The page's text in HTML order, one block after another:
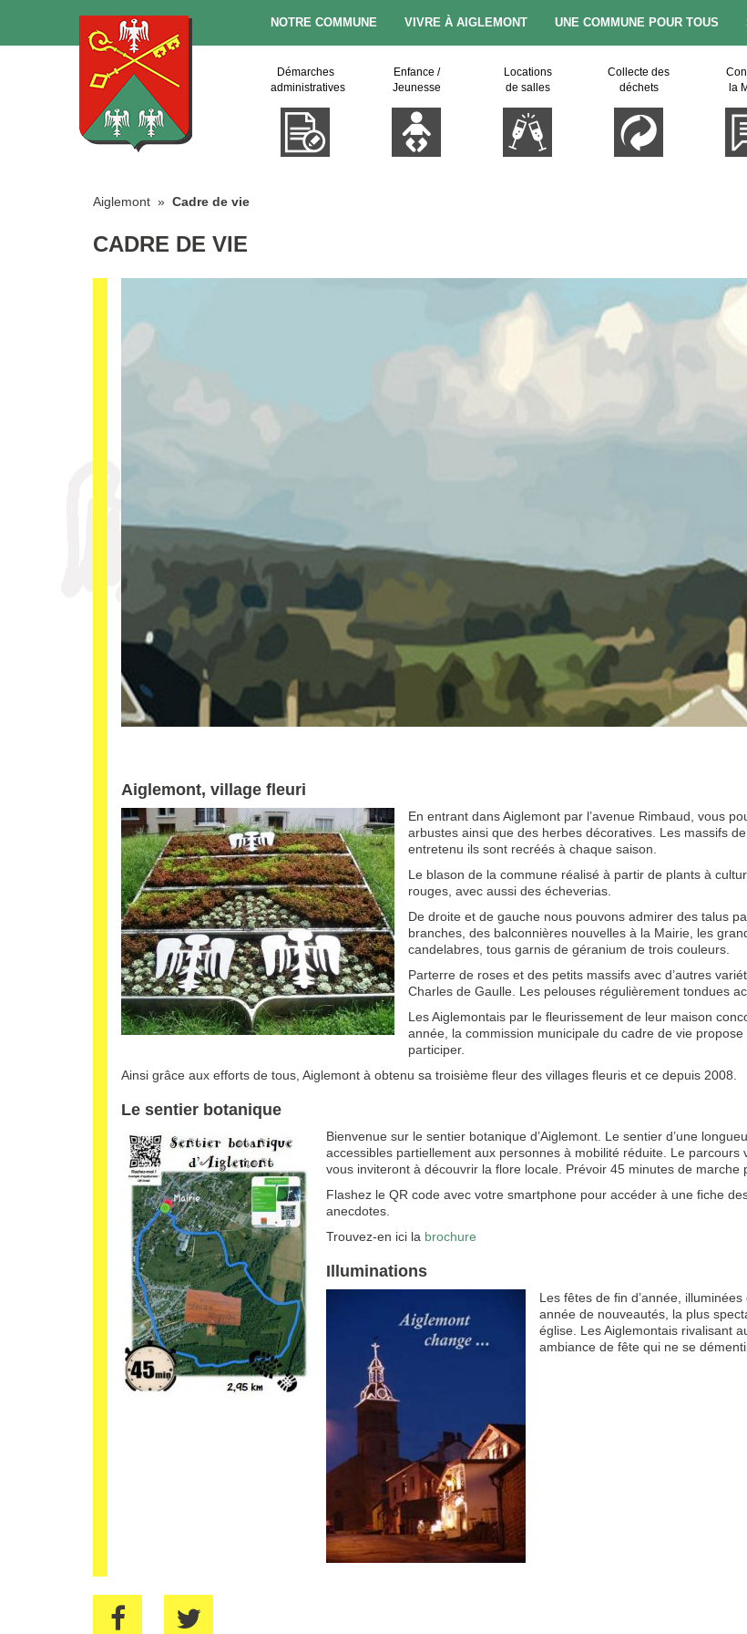
NOTRE COMMUNE VIVRE À AIGLEMONT UNE COMMUNE POUR TOUS
Démarches
administratives
Enfance /
Jeunesse
Locations
de salles
Collecte des
déchets
la
Aiglemont » Cadre de vie
CADRE DE VIE
Aiglemont, village fleuri
En entrant dans Aiglemont par l’avenue Rimbaud, vous
arbustes ainsi que des herbes décoratives. Les massifs
entretenu ils sont recréés à chaque saison.
Le blason de la commune réalisé à partir de plants à
rouges, avec aussi des écheverias.
De droite et de gauche nous pouvons admirer des talus
branches, des balconnières nouvelles à la Mairie, les
candelabres, tous garnis de géranium de trois couleurs.
Parterre de roses et des petits massifs avec d’autres
Charles de Gaulle. Les pelouses régulièrement tondues
Les Aiglemontais par le fleurissement de leur maison
année, la commission municipale du cadre de vie
participer.
Ainsi grâce aux efforts de tous, Aiglemont à obtenu sa troisième fleur des villages fleuris et ce depuis 2008.
Le sentier botanique
Bienvenue sur le sentier botanique d’Aiglemont. Le sentier d’une
accessibles partiellement aux personnes à mobilité réduite. Le
vous inviteront à découvrir la flore locale. Prévoir 45 minutes de marche
Flashez le QR code avec votre smartphone pour accéder à une fiche
anecdotes.
Trouvez-en ici la brochure
Illuminations
Les fêtes de fin d’année,
année de nouveautés, la plus
église. Les Aiglemontais rivalisant
ambiance de fête qui ne se